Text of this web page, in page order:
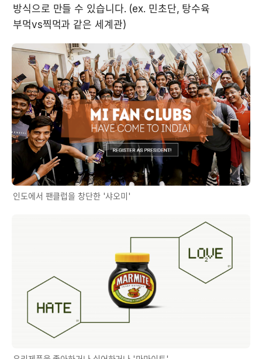
방식으로 만들 수 있습니다. (ex. 민초단, 탕수육
부먹vs찍먹과 같은 세계관)
인도에서 팬클럽을 창단한 '샤오미'